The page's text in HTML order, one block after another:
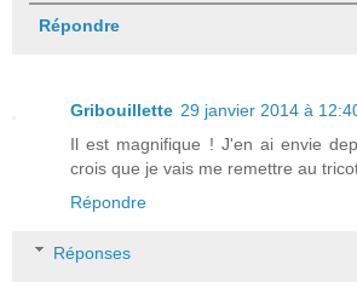
Répondre
Gribouillette 29 janvier 2014 à
Il est magnifique ! J'en ai envie
crois que je vais me remettre au
Répondre
Réponses